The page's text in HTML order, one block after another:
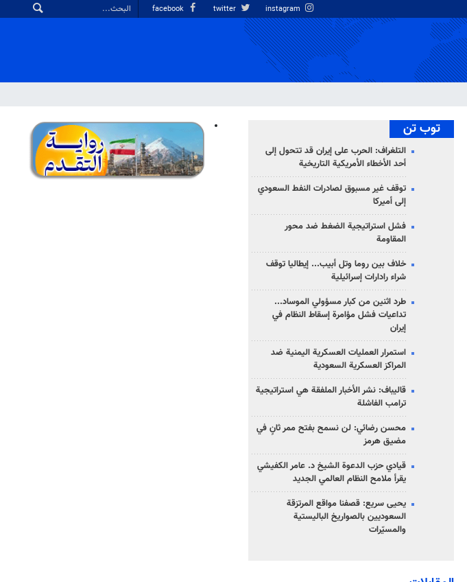
توب تن
التلغراف: الحرب على إيران قد تتحول إلى
أحد الأخطاء الأمريكية التاريخية
توقف غير مسبوق لصادرات النفط السعودي
إلى أميركا
فشل استراتيجية الضغط ضد محور
المقاومة
خلاف بين روما وتل أبيب... إيطاليا توقف
شراء رادارات إسرائيلية
طرد اثنين من كبار مسؤولي الموساد...
تداعيات فشل مؤامرة إسقاط النظام في
إيران
استمرار العمليات العسكرية اليمنية ضد
المراكز العسكرية السعودية
قاليباف: نشر الأخبار الملفقة هي استراتيجية
ترامب الفاشلة
محسن رضائي: لن نسمح بفتح ممر ثانٍ في
مضيق هرمز
قيادي حزب الدعوة الشيخ د. عامر الكفيشي
يقرأ ملامح النظام العالمي الجديد
يحيى سريع: قصفنا مواقع المرتزقة
السعوديين بالصواريخ الباليستية
والمسيّرات